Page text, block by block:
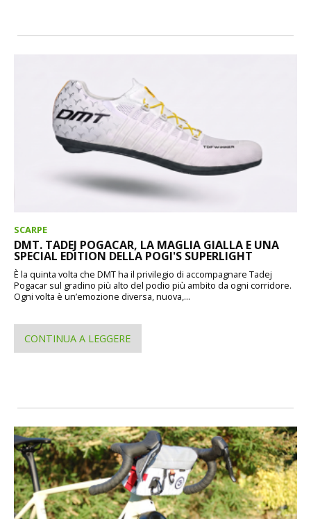
SCARPE
DMT. TADEJ POGACAR, LA MAGLIA GIALLA E UNA
SPECIAL EDITION DELLA POGI'S SUPERLIGHT
È la quinta volta che DMT ha il privilegio di accompagnare Tadej
Pogacar sul gradino più alto del podio più ambito da ogni corridore.
Ogni volta è un’emozione diversa, nuova,...
CONTINUA A LEGGERE